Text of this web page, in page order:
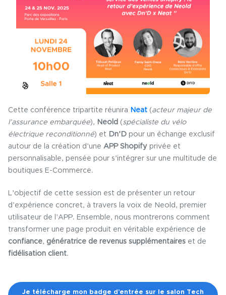
Cette conférence tripartite réunira Neat (acteur majeur de
l’assurance embarquée), Neold (spécialiste du vélo
électrique reconditionné) et Dn’D pour un échange exclusif
autour de la création d’une APP Shopify privée et
personnalisable, pensée pour s’intégrer sur une multitude de
boutiques E-Commerce.
L’objectif de cette session est de présenter un retour
d’expérience concret, à travers la voix de Neold, premier
utilisateur de l’APP. Ensemble, nous montrerons comment
transformer une page produit en véritable expérience de
confiance, génératrice de revenus supplémentaires et de
fidélisation client.
Je télécharge mon badge d’entrée sur le salon Tech